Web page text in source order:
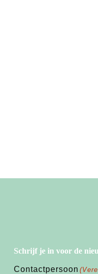
Schrijf je in voor de
Contactpersoon